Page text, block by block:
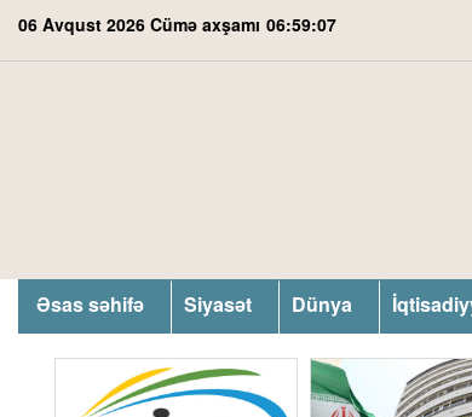
06 Avqust 2026 Cümə axşamı 06:59:08
Əsas səhifə Siyasət Dünya